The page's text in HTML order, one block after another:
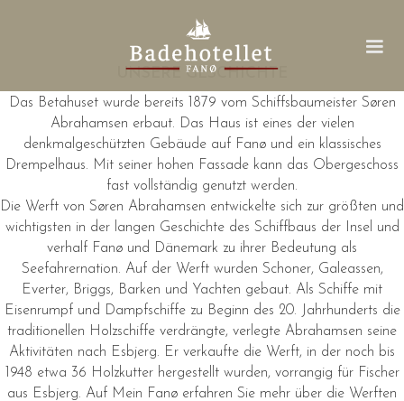
UNSERE GESCHICHTE
Das Betahuset wurde bereits 1879 vom Schiffsbaumeister Søren
Abrahamsen erbaut. Das Haus ist eines der vielen
denkmalgeschützten Gebäude auf Fanø und ein klassisches
Drempelhaus. Mit seiner hohen Fassade kann das Obergeschoss
fast vollständig genutzt werden.
Die Werft von Søren Abrahamsen entwickelte sich zur größten und
wichtigsten in der langen Geschichte des Schiffbaus der Insel und
verhalf Fanø und Dänemark zu ihrer Bedeutung als
Seefahrernation. Auf der Werft wurden Schoner, Galeassen,
Everter, Briggs, Barken und Yachten gebaut. Als Schiffe mit
Eisenrumpf und Dampfschiffe zu Beginn des 20. Jahrhunderts die
traditionellen Holzschiffe verdrängte, verlegte Abrahamsen seine
Aktivitäten nach Esbjerg. Er verkaufte die Werft, in der noch bis
1948 etwa 36 Holzkutter hergestellt wurden, vorrangig für Fischer
aus Esbjerg. Auf Mein Fanø erfahren Sie mehr über die Werften